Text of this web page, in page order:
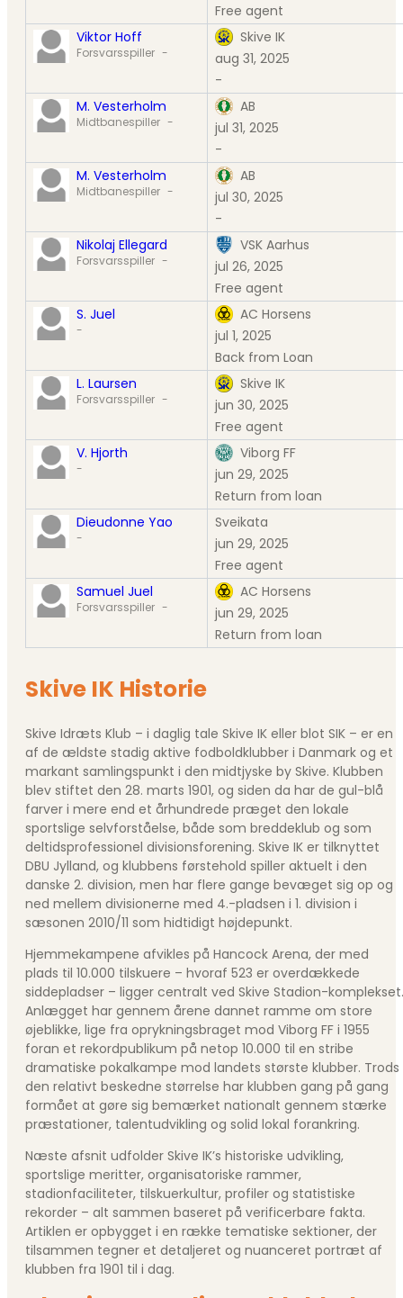
Free agent
Viktor Hoff
Forsvarsspiller -
Skive IK
aug 31, 2025
-
M. Vesterholm
Midtbanespiller -
AB
jul 31, 2025
-
M. Vesterholm
Midtbanespiller -
AB
jul 30, 2025
-
Nikolaj Ellegard
Forsvarsspiller -
VSK Aarhus
jul 26, 2025
Free agent
S. Juel
-
AC Horsens
jul 1, 2025
Back from Loan
L. Laursen
Forsvarsspiller -
Skive IK
jun 30, 2025
Free agent
V. Hjorth
-
Viborg FF
jun 29, 2025
Return from loan
Dieudonne Yao
-
Sveikata
jun 29, 2025
Free agent
Samuel Juel
Forsvarsspiller -
AC Horsens
jun 29, 2025
Return from loan
Skive IK Historie
Skive Idræts Klub – i daglig tale Skive IK eller blot SIK – er en
af de ældste stadig aktive fodboldklubber i Danmark og et
markant samlingspunkt i den midtjyske by Skive. Klubben
blev stiftet den 28. marts 1901, og siden da har de gul-blå
farver i mere end et århundrede præget den lokale
sportslige selvforståelse, både som breddeklub og som
deltidsprofessionel divisionsforening. Skive IK er tilknyttet
DBU Jylland, og klubbens førstehold spiller aktuelt i den
danske 2. division, men har flere gange bevæget sig op og
ned mellem divisionerne med 4.-pladsen i 1. division i
sæsonen 2010/11 som hidtidigt højdepunkt.
Hjemmekampene afvikles på Hancock Arena, der med
plads til 10.000 tilskuere – hvoraf 523 er overdækkede
siddepladser – ligger centralt ved Skive Stadion-komplekset.
Anlægget har gennem årene dannet ramme om store
øjeblikke, lige fra oprykningsbraget mod Viborg FF i 1955
foran et rekordpublikum på netop 10.000 til en stribe
dramatiske pokalkampe mod landets største klubber. Trods
den relativt beskedne størrelse har klubben gang på gang
formået at gøre sig bemærket nationalt gennem stærke
præstationer, talentudvikling og solid lokal forankring.
Næste afsnit udfolder Skive IK’s historiske udvikling,
sportslige meritter, organisatoriske rammer,
stadionfaciliteter, tilskuerkultur, profiler og statistiske
rekorder – alt sammen baseret på verificerbare fakta.
Artiklen er opbygget i en række tematiske sektioner, der
tilsammen tegner et detaljeret og nuanceret portræt af
klubben fra 1901 til i dag.